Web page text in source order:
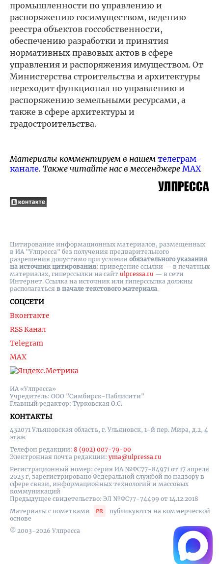
промышленности по управлению и
распоряжению госимуществом, ведению
реестра объектов госсобственности,
обеспечению разработки и принятия
нормативных правовых актов в сфере
управления и распоряжения имуществом. От
Министерства строительства и архитектуры
переходит функционал по управлению и
распоряжению земельными ресурсами, а
также в сфере архитектуры и
градостроительства.
Материалы комментируем в нашем телеграм-
канале. Также читайте нас в мессенджере MAX
ИА «Улпресса»
Учредитель: ООО "Симбирск-Паблисити"
Главный редактор: Турковская О.С.
КОНТАКТЫ
432071 Ульяновская область, г. Ульяновск, 1-й пер. Мира, д.2, 4
этаж
Телефон редакции: 8 (902) 007-79-00
Электронная почта редакции: yma@ulpressa.ru
Регистрационный номер: серия ИА №ФС77-84971 от 17 апреля
2023 г, зарегистрировано Федеральной службой по надзору в
сфере связи, информационных технологий и массовых
коммуникаций
Предыдущее свидетельство: ЭЛ №ФС77-74499 от 14.12.2018
Материалы с пометками
публикуются на коммерческой
основе
© 2003-2026 Улпресса
СОЦСЕТИ
Вконтакте
RSS Канал
Telegram
MAX
Цитирование информационных материалов, размещенных
в ИА "Улпресса" без получения предварительного
разрешения допустимо при условии обязательного указания
на источник цитирования: приведение ссылки — в печатных
материалах, гиперссылки на cайт ulpressa.ru — в сети
Интернет. Ссылка на источник или гиперссылка должны
располагаться в начале текстового материала.